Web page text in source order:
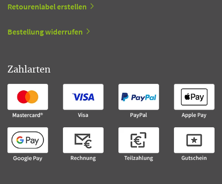
Retourenlabel erstellen
Bestellung widerrufen
Zahlarten